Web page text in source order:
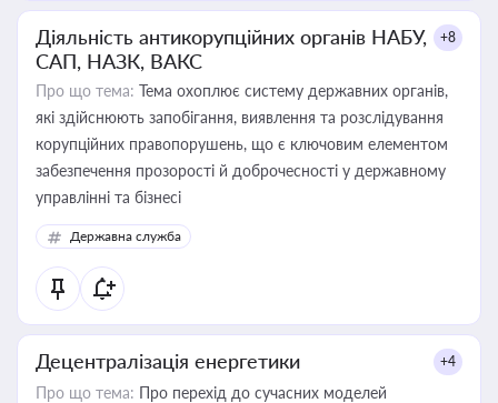
Діяльність антикорупційних органів НАБУ,
САП, НАЗК, ВАКС
+8
Про що тема: Тема охоплює систему державних органів,
які здійснюють запобігання, виявлення та розслідування
корупційних правопорушень, що є ключовим елементом
забезпечення прозорості й доброчесності у державному
управлінні та бізнесі
Державна служба
Децентралізація енергетики +4
Про що тема: Про перехід до сучасних моделей